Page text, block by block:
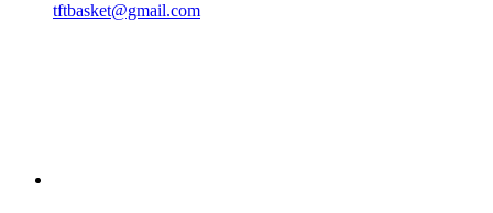
tftbasket@gmail.com